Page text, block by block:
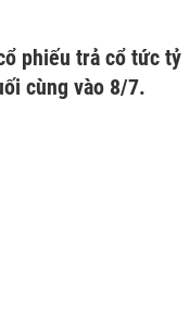
phiếu trả cổ tức tỷ
cùng vào 8/7.